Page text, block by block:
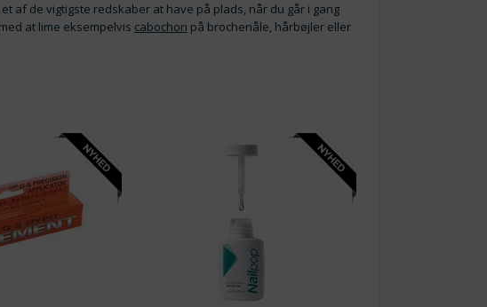
af de vigtigste redskaber at have på plads, når du går i gang
at lime eksempelvis cabochon på brochenåle, hårbøjler eller